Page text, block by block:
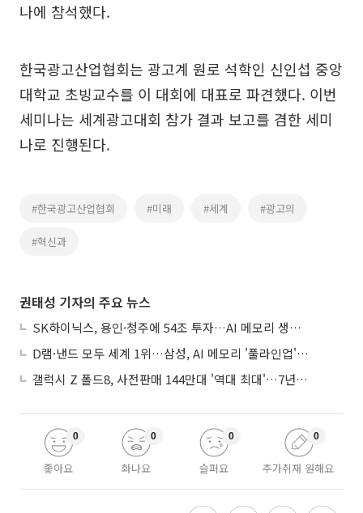
나에 참석했다.
한국광고산업협회는 광고계 원로 석학인 신인섭 중앙
대학교 초빙교수를 이 대회에 대표로 파견했다. 이번
세미나는 세계광고대회 참가 결과 보고를 겸한 세미
나로 진행된다.
#한국광고산업협회 #미래 #세계 #광고의
#혁신과
권태성 기자의 주요 뉴스
SK하이닉스, 용인·청주에 54조 투자…AI 메모리 생산기지 키운다
D램·낸드 모두 세계 1위…삼성, AI 메모리 '풀라인업'으로 승부
갤럭시 Z 폴드8, 사전판매 144만대 '역대 최대'…7년만에 갤노트10 기록 넘어
좋아요
0
화나요
0
슬퍼요
0
추가취재 원해요
0